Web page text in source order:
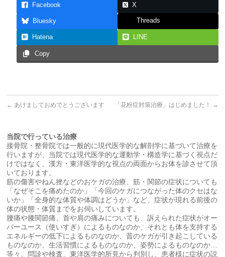
Facebook X
Bluesky Threads
Hatena LINE
Copy
← あけましておめでとうございます 「花粉症対策治療」はじめました！ →
当院で行っている治療
接骨院・整骨院では一般的に現代医学的な解剖学に基づいて治療を
行いますが、当院では現代医学的な運動学・構造学に基づく視点だ
けではなく、漢方・東洋医学的な視点の両面からお体を診させて頂
いております。
筋の傷害やねん挫などのおケガの治療、筋・関節の症状についても
「なぜそこを痛めたのか」「今回のケガにつながった体のクセはな
いか」「全身的な体質や体調はどうか」など、症状が現れる前後の
体の状態・体質までをお伺いしています。
腰痛や膝関節痛、首や肩の痛みについても、訴えられた症状がオー
バーユース（使いすぎ）によるものなのか、それとも体を支持する
エネルギーの低下によるものなのか、昔のケガが引き起こしている
ものなのか、生活習慣によるものなのか、姿勢によるものなのか…
等々、問診や検査、東洋医学的所見から判別し、患者様に症状の説